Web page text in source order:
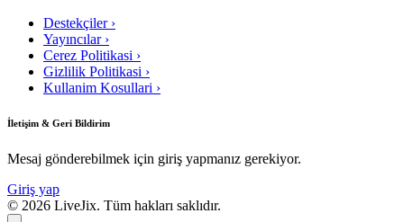
Destekçiler ›
Yayıncılar ›
Cerez Politikasi ›
Gizlilik Politikasi ›
Kullanim Kosullari ›
İletişim & Geri Bildirim
Mesaj gönderebilmek için giriş yapmanız gerekiyor.
Giriş yap
© 2026 LiveJix. Tüm hakları saklıdır.